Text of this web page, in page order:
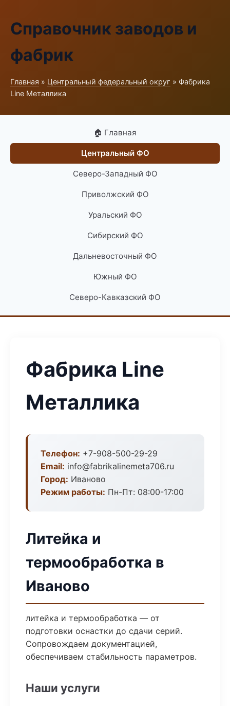
Справочник заводов и
фабрик
Главная » Центральный федеральный округ » Фабрика
Line Металлика
🏠 Главная
Центральный ФО
Северо-Западный ФО
Приволжский ФО
Уральский ФО
Сибирский ФО
Дальневосточный ФО
Южный ФО
Северо-Кавказский ФО
Фабрика Line
Металлика
Телефон: +7-908-500-29-29
Email: info@fabrikalinemeta706.ru
Город: Иваново
Режим работы: Пн-Пт: 08:00-17:00
Литейка и
термообработка в
Иваново
литейка и термообработка — от
подготовки оснастки до сдачи серий.
Сопровождаем документацией,
обеспечиваем стабильность параметров.
Наши услуги